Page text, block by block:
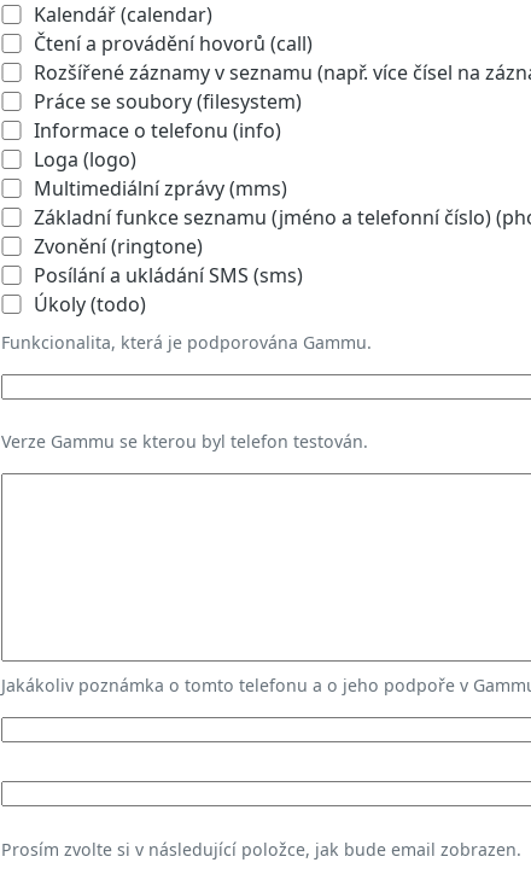
Kalendář (calendar)
Čtení a provádění hovorů (call)
Rozšířené záznamy v seznamu (např. více čísel na
Práce se soubory (filesystem)
Informace o telefonu (info)
Loga (logo)
Multimediální zprávy (mms)
Základní funkce seznamu (jméno a telefonní číslo)
Zvonění (ringtone)
Posílání a ukládání SMS (sms)
Úkoly (todo)
Funkcionalita, která je podporována Gammu.
Verze Gammu se kterou byl telefon testován.
Jakákoliv poznámka o tomto telefonu a o jeho podpoře v
Prosím zvolte si v následující položce, jak bude email zobrazen.